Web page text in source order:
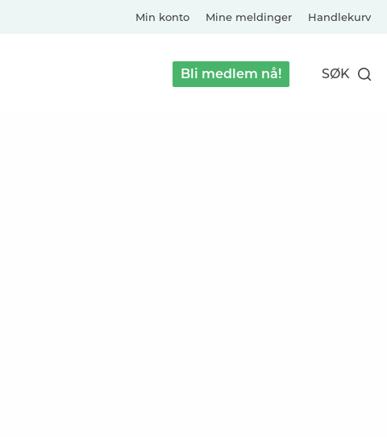
Min konto Mine meldinger Handlekurv
Bli medlem nå! SØK